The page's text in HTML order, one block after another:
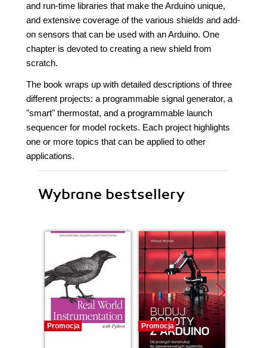
and run-time libraries that make the Arduino unique,
and extensive coverage of the various shields and add-
on sensors that can be used with an Arduino. One
chapter is devoted to creating a new shield from
scratch.
The book wraps up with detailed descriptions of three
different projects: a programmable signal generator, a
"smart" thermostat, and a programmable launch
sequencer for model rockets. Each project highlights
one or more topics that can be applied to other
applications.
Wybrane bestsellery
Promocja Promocja